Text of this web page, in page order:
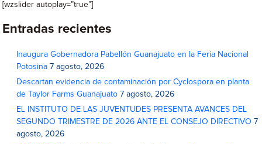
[wzslider autoplay=”true”]
Entradas recientes
Inaugura Gobernadora Pabellón Guanajuato en la Feria Nacional
Potosina 7 agosto, 2026
Descartan evidencia de contaminación por Cyclospora en planta
de Taylor Farms Guanajuato 7 agosto, 2026
EL INSTITUTO DE LAS JUVENTUDES PRESENTA AVANCES DEL
SEGUNDO TRIMESTRE DE 2026 ANTE EL CONSEJO DIRECTIVO 7
agosto, 2026